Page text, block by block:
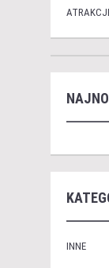
INNE